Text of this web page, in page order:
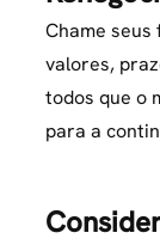
Chame seus
valores,
todos que o
para a